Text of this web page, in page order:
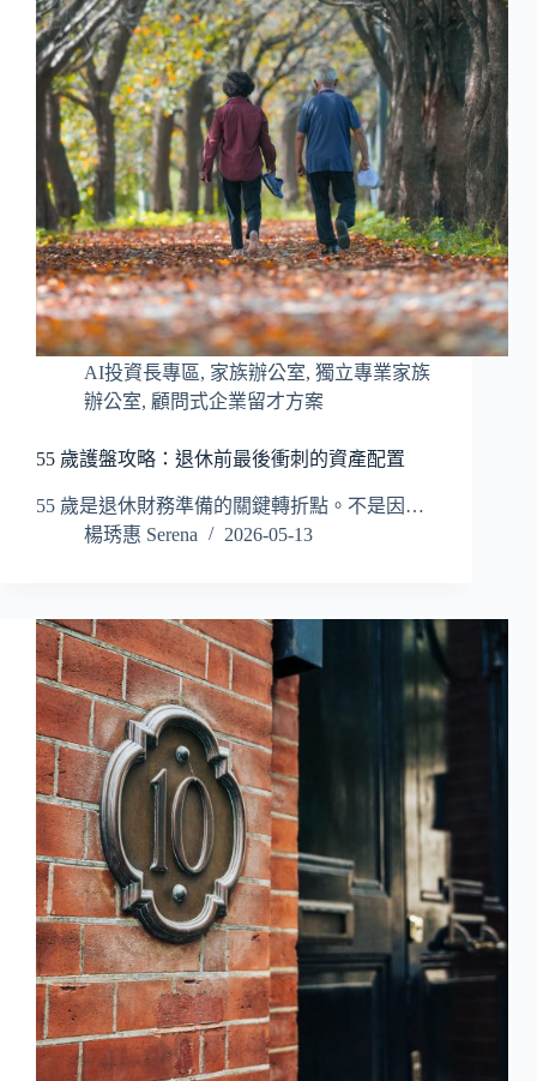
AI投資長專區, 家族辦公室, 獨立專業家族
辦公室, 顧問式企業留才方案
55 歲護盤攻略：退休前最後衝刺的資產配置
55 歲是退休財務準備的關鍵轉折點。不是因…
楊琇惠 Serena
2026-05-13